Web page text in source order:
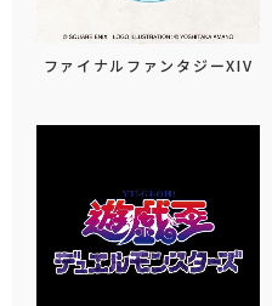
ファイナルファンタジーXIV